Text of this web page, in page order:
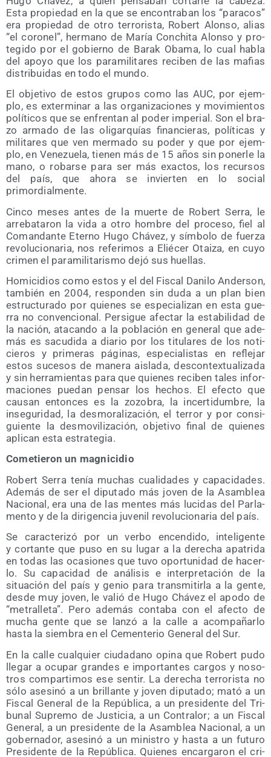
Esta pro­pie­dad en la que se encon­tra­ban los “para­cos”
era pro­pie­dad de otro terro­ris­ta, Robert Alon­so, alias
“el coro­nel”, her­mano de María Con­chi­ta Alon­so y pro­
te­gi­do por el gobierno de Barak Oba­ma, lo cual habla
del apo­yo que los para­mi­li­ta­res reci­ben de las mafias
dis­tri­bui­das en todo el mundo.
El obje­ti­vo de estos gru­pos como las AUC, por ejem­
plo, es exter­mi­nar a las orga­ni­za­cio­nes y movi­mien­tos
polí­ti­cos que se enfren­tan al poder impe­rial. Son el bra­
zo arma­do de las oli­gar­quías finan­cie­ras, polí­ti­cas y
mili­ta­res que ven mer­ma­do su poder y que por ejem­
plo, en Vene­zue­la, tie­nen más de 15 años sin poner­le la
mano, o robar­se para ser más exac­tos, los recur­sos
del país, que aho­ra se invier­ten en lo social
primordialmente.
Cin­co meses antes de la muer­te de Robert Serra, le
arre­ba­ta­ron la vida a otro hom­bre del pro­ce­so, fiel al
Coman­dan­te Eterno Hugo Chá­vez, y sím­bo­lo de fuer­za
revo­lu­cio­na­ria, nos refe­ri­mos a Elié­cer Otai­za, en cuyo
cri­men el para­mi­li­ta­ris­mo dejó sus huellas.
Homi­ci­dios como estos y el del Fis­cal Dani­lo Ander­son,
tam­bién en 2004, res­pon­den sin duda a un plan bien
estruc­tu­ra­do por quie­nes se espe­cia­li­zan en esta gue­
rra no con­ven­cio­nal. Per­si­gue afec­tar la esta­bi­li­dad de
la nación, ata­can­do a la pobla­ción en gene­ral que ade­
más es sacu­di­da a dia­rio por los titu­la­res de los noti­
cie­ros y pri­me­ras pági­nas, espe­cia­lis­tas en refle­jar
estos suce­sos de mane­ra ais­la­da, des­con­tex­tua­li­za­da
y sin herra­mien­tas para que quie­nes reci­ben tales infor­
ma­cio­nes pue­dan pen­sar los hechos. El efec­to que
cau­san enton­ces es la zozo­bra, la incer­ti­dum­bre, la
inse­gu­ri­dad, la des­mo­ra­li­za­ción, el terror y por con­si­
guien­te la des­mo­vi­li­za­ción, obje­ti­vo final de quie­nes
apli­can esta estrategia.
Come­tie­ron un magnicidio
Robert Serra tenía muchas cua­li­da­des y capa­ci­da­des.
Ade­más de ser el dipu­tado más joven de la Asam­blea
Nacio­nal, era una de las men­tes más luci­das del Par­la­
men­to y de la diri­gen­cia juve­nil revo­lu­cio­na­ria del país.
Se carac­te­ri­zó por un ver­bo encen­di­do, inte­li­gen­te
y cor­tan­te que puso en su lugar a la dere­cha apa­tri­da
en todas las oca­sio­nes que tuvo opor­tu­ni­dad de hacer­
lo. Su capa­ci­dad de aná­li­sis e inter­pre­ta­ción de la
situa­ción del país y genio para trans­mi­tir­la a la gen­te,
des­de muy joven, le valió de Hugo Chá­vez el apo­do de
“metra­lle­ta”. Pero ade­más con­ta­ba con el afec­to de
mucha gen­te que se lan­zó a la calle a acom­pa­ñar­lo
has­ta la siem­bra en el Cemen­te­rio Gene­ral del Sur.
En la calle cual­quier ciu­da­dano opi­na que Robert pudo
lle­gar a ocu­par gran­des e impor­tan­tes car­gos y noso­
tros com­par­ti­mos ese sen­tir. La dere­cha terro­ris­ta no
sólo ase­si­nó a un bri­llan­te y joven dipu­tado; mató a un
Fis­cal Gene­ral de la Repú­bli­ca, a un pre­si­den­te del Tri­
bu­nal Supre­mo de Jus­ti­cia, a un Con­tra­lor; a un Fis­cal
Gene­ral, a un pre­si­den­te de la Asam­blea Nacio­nal, a un
gober­na­dor, ase­si­nó a un minis­tro y has­ta a un futu­ro
Pre­si­den­te de la Repú­bli­ca. Quie­nes encar­ga­ron el cri­